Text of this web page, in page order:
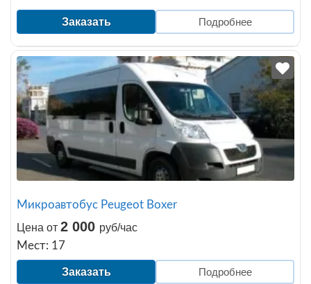
Заказать Подробнее
Микроавтобус Peugeot Boxer
Цена от 2 000 руб/час
Мест: 17
Заказать Подробнее